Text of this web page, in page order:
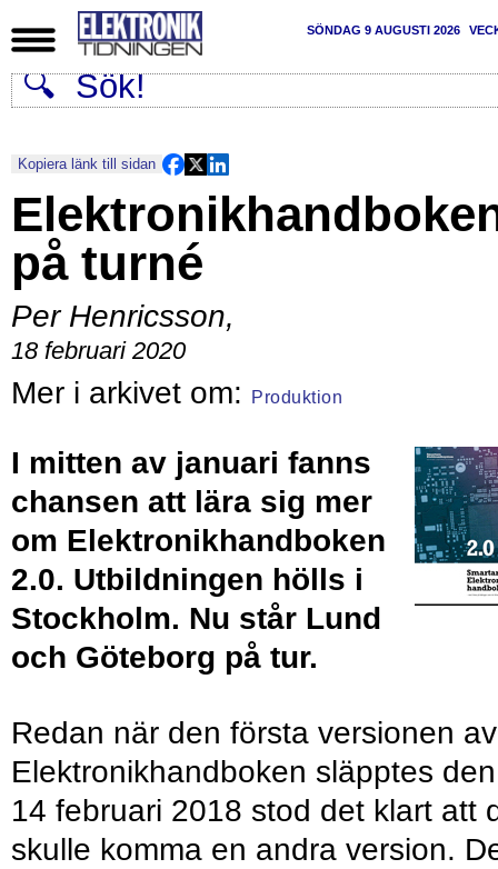
SÖNDAG 9 AUGUSTI 2026
Kopiera länk till sidan
på turné
Per Henricsson,
18 februari 2020
Produktion
I mitten av januari fanns
chansen att lära sig mer
om Elektronikhandboken
2.0. Utbildningen hölls i
Stockholm. Nu står Lund
och Göteborg på tur.
Redan när den första versionen av
Elektronikhandboken släpptes den
14 februari 2018 stod det klart att
skulle komma en andra version.